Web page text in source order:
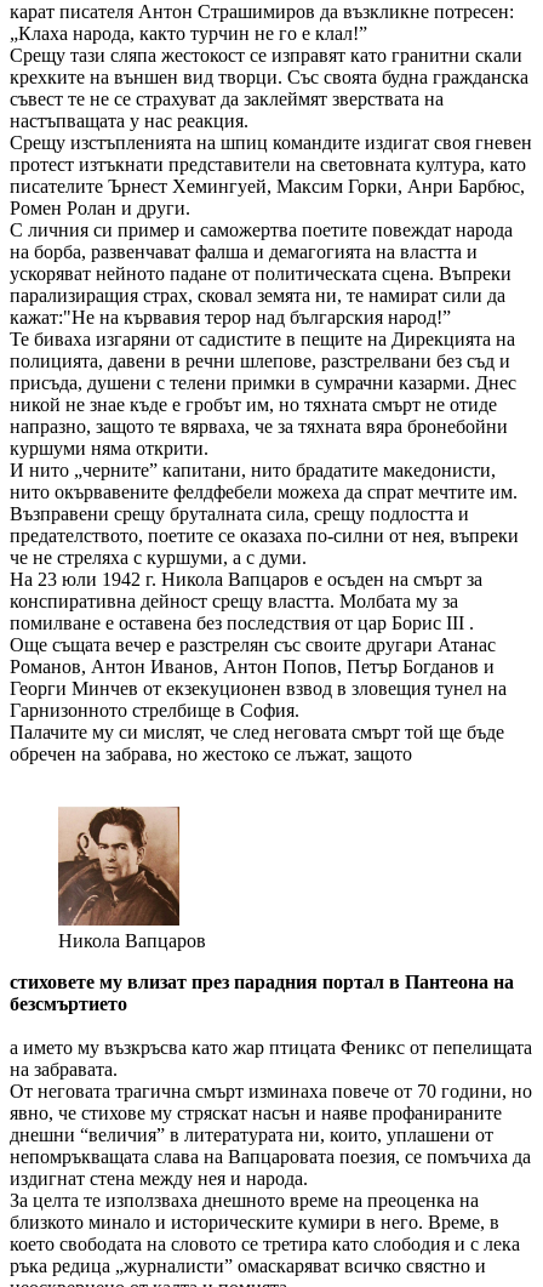
карат писателя Антон Страшимиров да възкликне потресен:
„Клаха народа, както турчин не го е клал!”
Срещу тази сляпа жестокост се изправят като гранитни скали
крехките на външен вид творци. Със своята будна гражданска
съвест те не се страхуват да заклеймят зверствата на
настъпващата у нас реакция.
Срещу изстъпленията на шпиц командите издигат своя гневен
протест изтъкнати представители на световната култура, като
писателите Ърнест Хемингуей, Максим Горки, Анри Барбюс,
Ромен Ролан и други.
С личния си пример и саможертва поетите повеждат народа
на борба, развенчават фалша и демагогията на властта и
ускоряват нейното падане от политическата сцена. Въпреки
парализиращия страх, сковал земята ни, те намират сили да
кажат:"Не на кървавия терор над българския народ!”
Те биваха изгаряни от садистите в пещите на Дирекцията на
полицията, давени в речни шлепове, разстрелвани без съд и
присъда, душени с телени примки в сумрачни казарми. Днес
никой не знае къде е гробът им, но тяхната смърт не отиде
напразно, защото те вярваха, че за тяхната вяра бронебойни
куршуми няма открити.
И нито „черните” капитани, нито брадатите македонисти,
нито окървавените фелдфебели можеха да спрат мечтите им.
Възправени срещу бруталната сила, срещу подлостта и
предателството, поетите се оказаха по-силни от нея, въпреки
че не стреляха с куршуми, а с думи.
На 23 юли 1942 г. Никола Вапцаров е осъден на смърт за
конспиративна дейност срещу властта. Молбата му за
помилване е оставена без последствия от цар Борис III .
Още същата вечер е разстрелян със своите другари Атанас
Романов, Антон Иванов, Антон Попов, Петър Богданов и
Георги Минчев от екзекуционен взвод в зловещия тунел на
Гарнизонното стрелбище в София.
Палачите му си мислят, че след неговата смърт той ще бъде
обречен на забрава, но жестоко се лъжат, защото
Никола Вапцаров
стиховете му влизат през парадния портал в Пантеона на
безсмъртието
а името му възкръсва като жар птицата Феникс от пепелищата
на забравата.
От неговата трагична смърт изминаха повече от 70 години, но
явно, че стихове му стряскат насън и наяве профанираните
днешни “величия” в литературата ни, които, уплашени от
непомръкващата слава на Вапцаровата поезия, се помъчиха да
издигнат стена между нея и народа.
За целта те използваха днешното време на преоценка на
близкото минало и историческите кумири в него. Време, в
което свободата на словото се третира като слободия и с лека
ръка редица „журналисти” омаскаряват всичко свястно и